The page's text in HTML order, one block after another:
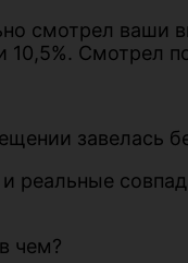
смотрел ваши
Смотрел
завелась
чем?